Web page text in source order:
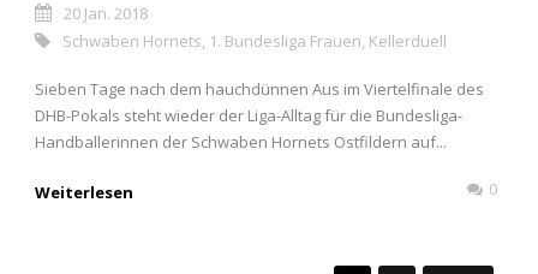
20 Jan. 2018
Schwaben Hornets 1. Bundesliga Frauen Kellerduell
Sieben Tage nach dem hauchdünnen Aus im Viertelfinale des
DHB-Pokals steht wieder der Liga-Alltag für die Bundesliga-
Handballerinnen der Schwaben Hornets Ostfildern auf...
Weiterlesen 0